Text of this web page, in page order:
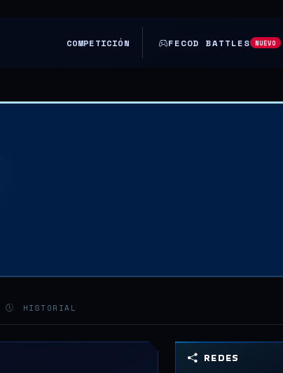
COMPETICIÓN FECOD BATTLES NUEVO
HISTORIAL
REDES